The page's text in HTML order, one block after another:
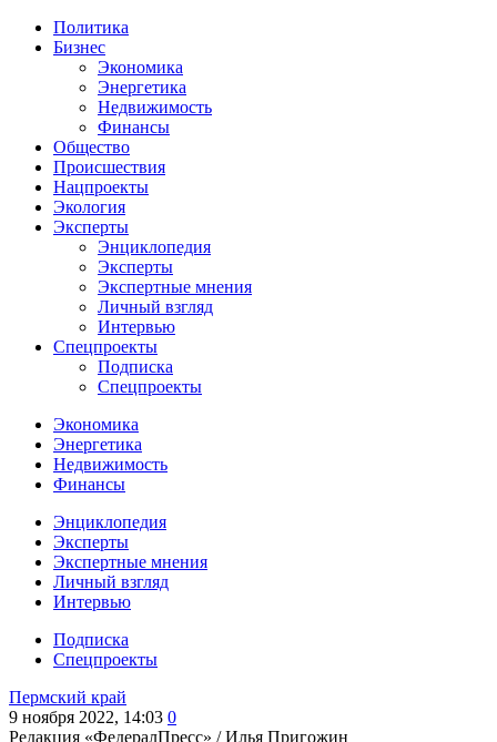
Политика
Бизнес
Экономика
Энергетика
Недвижимость
Финансы
Общество
Происшествия
Нацпроекты
Экология
Эксперты
Энциклопедия
Эксперты
Экспертные мнения
Личный взгляд
Интервью
Спецпроекты
Подписка
Спецпроекты
Экономика
Энергетика
Недвижимость
Финансы
Энциклопедия
Эксперты
Экспертные мнения
Личный взгляд
Интервью
Подписка
Спецпроекты
Пермский край
9 ноября 2022, 14:03 0
Редакция «ФедералПресс» /Илья Пригожин